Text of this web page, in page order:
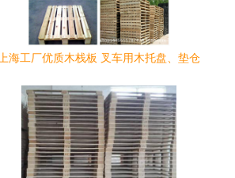
上海工厂优质木栈板 叉车用木托盘、垫仓